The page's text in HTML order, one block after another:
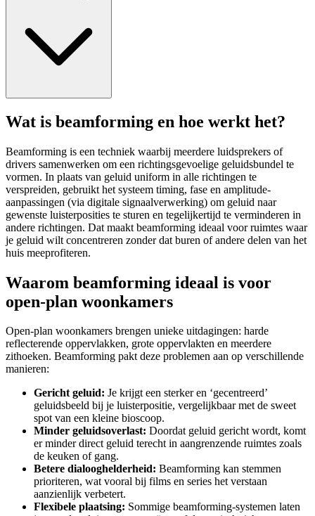
Wat is beamforming en hoe werkt het?
Beamforming is een techniek waarbij meerdere luidsprekers of
drivers samenwerken om een richtingsgevoelige geluidsbundel te
vormen. In plaats van geluid uniform in alle richtingen te
verspreiden, gebruikt het systeem timing, fase en amplitude-
aanpassingen (via digitale signaalverwerking) om geluid naar
gewenste luisterposities te sturen en tegelijkertijd te verminderen in
andere richtingen. Dat maakt beamforming ideaal voor ruimtes waar
je geluid wilt concentreren zonder dat buren of andere delen van het
huis meeprofiteren.
Waarom beamforming ideaal is voor
open‑plan woonkamers
Open‑plan woonkamers brengen unieke uitdagingen: harde
reflecterende oppervlakken, grote oppervlakten en meerdere
zithoeken. Beamforming pakt deze problemen aan op verschillende
manieren:
Gericht geluid: Je krijgt een sterker en ‘gecentreerd’
geluidsbeeld bij je luisterpositie, vergelijkbaar met de sweet
spot van een kleine bioscoop.
Minder geluidsoverlast: Doordat geluid gericht wordt, komt
er minder direct geluid terecht in aangrenzende ruimtes zoals
de keuken of gang.
Betere dialooghelderheid: Beamforming kan stemmen
prioriteren, wat vooral bij films en series het verstaan
aanzienlijk verbetert.
Flexibele plaatsing: Sommige beamforming-systemen laten